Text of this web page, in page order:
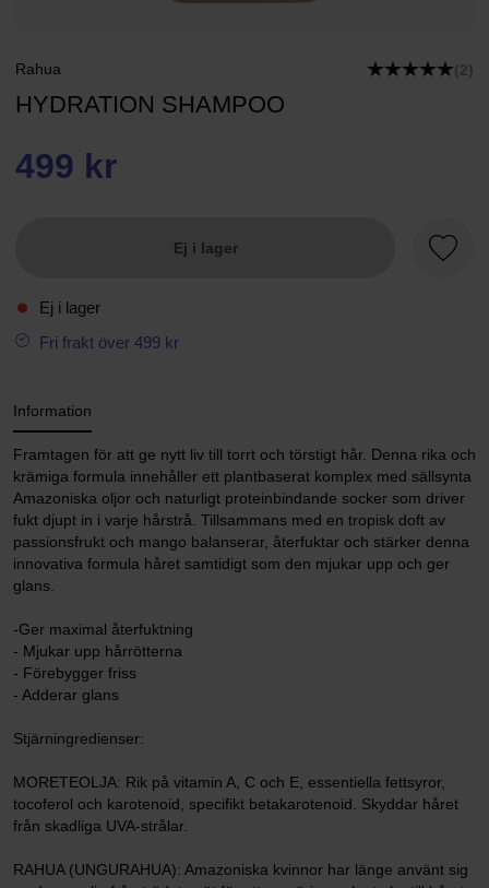
Rahua (2)
HYDRATION SHAMPOO
499 kr
Ej i lager
Ej i lager
Fri frakt över 499 kr
Information
Framtagen för att ge nytt liv till torrt och törstigt hår. Denna rika och
krämiga formula innehåller ett plantbaserat komplex med sällsynta
Amazoniska oljor och naturligt proteinbindande socker som driver
fukt djupt in i varje hårstrå. Tillsammans med en tropisk doft av
passionsfrukt och mango balanserar, återfuktar och stärker denna
innovativa formula håret samtidigt som den mjukar upp och ger
glans.
-Ger maximal återfuktning
- Mjukar upp hårrötterna
- Förebygger friss
- Adderar glans
Stjärningredienser:
MORETEOLJA: Rik på vitamin A, C och E, essentiella fettsyror,
tocoferol och karotenoid, specifikt betakarotenoid. Skyddar håret
från skadliga UVA-strålar.
RAHUA (UNGURAHUA): Amazoniska kvinnor har länge använt sig